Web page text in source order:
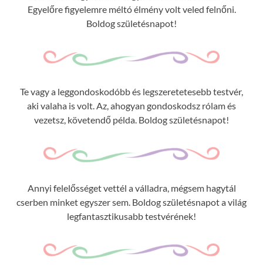
Egyelőre figyelemre méltó élmény volt veled felnőni.
Boldog születésnapot!
Te vagy a leggondoskodóbb és legszeretetesebb testvér,
aki valaha is volt. Az, ahogyan gondoskodsz rólam és
vezetsz, követendő példa. Boldog születésnapot!
Annyi felelősséget vettél a válladra, mégsem hagytál
cserben minket egyszer sem. Boldog születésnapot a világ
legfantasztikusabb testvérének!